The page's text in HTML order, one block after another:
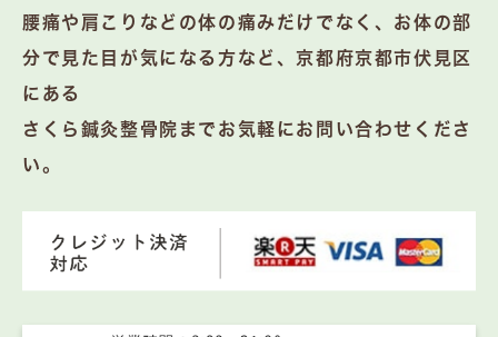
腰痛や肩こりなどの体の痛みだけでなく、お体の部
分で見た目が気になる方など、京都府京都市伏見区
にある
さくら鍼灸整骨院までお気軽にお問い合わせくださ
い。